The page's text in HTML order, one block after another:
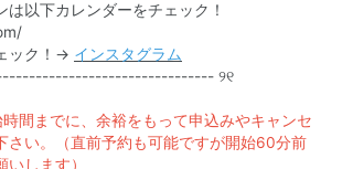
は以下カレンダーをチェック！
ック！→ インスタグラム
----- ୨୧
間までに、余裕をもって申込みやキャンセ
さい。（直前予約も可能ですが開始60分前
します）